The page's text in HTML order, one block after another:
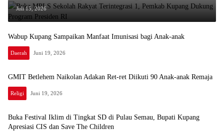
Presiden RI
Juli 15, 2026
Wabup Kupang Sampaikan Manfaat Imunisasi bagi Anak-anak
Daerah Juni 19, 2026
GMIT Betlehem Naikolan Adakan Ret-ret Diikuti 90 Anak-anak Remaja
Religi Juni 19, 2026
Buka Festival Iklim di Tingkat SD di Pulau Semau, Bupati Kupang
Apresiasi CIS dan Save The Children